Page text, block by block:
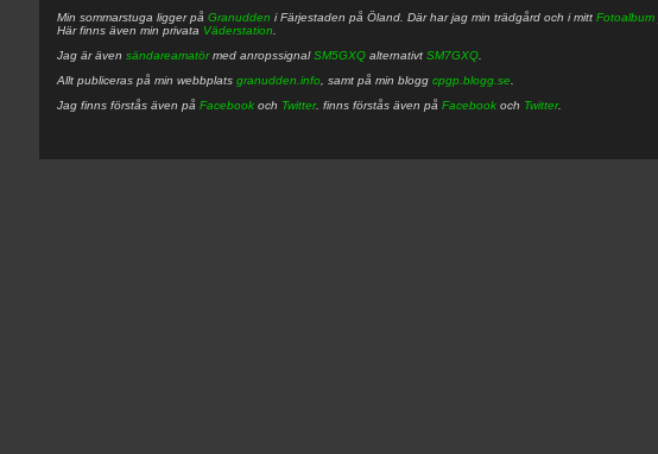
Min sommarstuga ligger på Granudden i Färjestaden på Öland. Där har jag min trädgård och i mitt Fotoalbum
Här finns även min privata Väderstation
Jag är även sändareamatörmed anropssignalSM5GXQ alternativt SM7GXQ
Allt publiceras på min webbplats granudden.info , samt på min blogg cpgp.blogg.se
Jag finns förstås även på Facebook och Twitter. finns förstås även på Facebook och Twitter.